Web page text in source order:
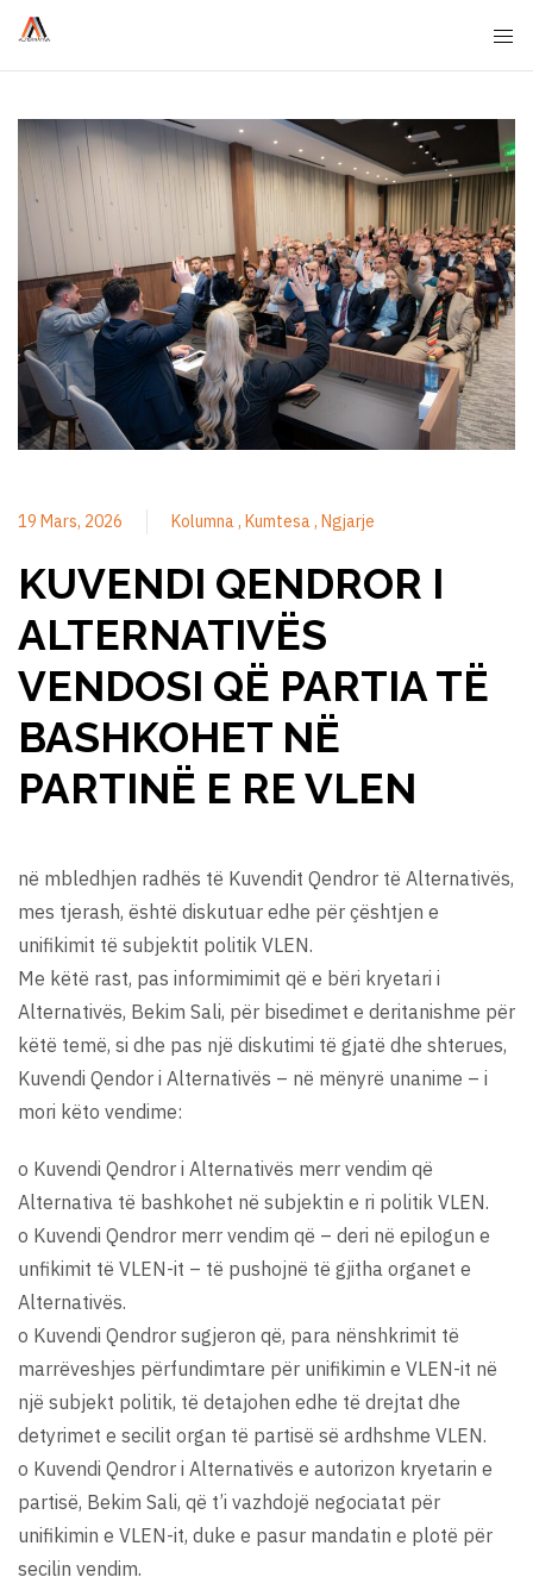
19 Mars, 2026 Kolumna Kumtesa Ngjarje
KUVENDI QENDROR I
ALTERNATIVËS
VENDOSI QË PARTIA TË
BASHKOHET NË
PARTINË E RE VLEN
në mbledhjen radhës të Kuvendit Qendror të Alternativës,
mes tjerash, është diskutuar edhe për çështjen e
unifikimit të subjektit politik VLEN.
Me këtë rast, pas informimimit që e bëri kryetari i
Alternativës, Bekim Sali, për bisedimet e deritanishme për
këtë temë, si dhe pas një diskutimi të gjatë dhe shterues,
Kuvendi Qendor i Alternativës – në mënyrë unanime – i
mori këto vendime:
o Kuvendi Qendror i Alternativës merr vendim që
Alternativa të bashkohet në subjektin e ri politik VLEN.
o Kuvendi Qendror merr vendim që – deri në epilogun e
unfikimit të VLEN-it – të pushojnë të gjitha organet e
Alternativës.
o Kuvendi Qendror sugjeron që, para nënshkrimit të
marrëveshjes përfundimtare për unifikimin e VLEN-it në
një subjekt politik, të detajohen edhe të drejtat dhe
detyrimet e secilit organ të partisë së ardhshme VLEN.
o Kuvendi Qendror i Alternativës e autorizon kryetarin e
partisë, Bekim Sali, që t’i vazhdojë negociatat për
unifikimin e VLEN-it, duke e pasur mandatin e plotë për
secilin vendim.